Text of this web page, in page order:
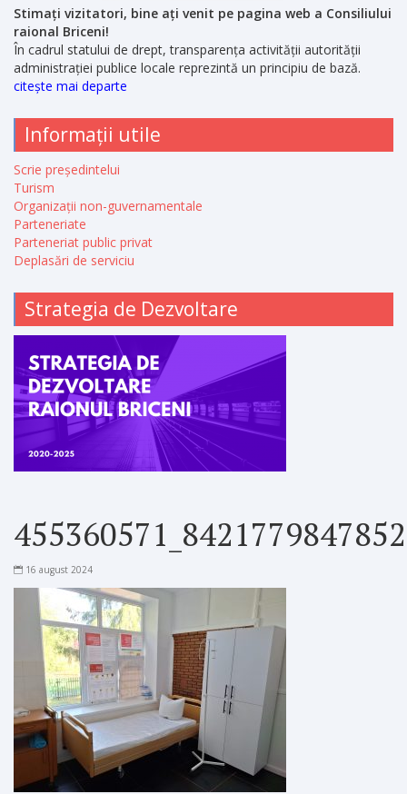
Stimați vizitatori, bine ați venit pe pagina web a Consiliului
raional Briceni!
În cadrul statului de drept, transparența activității autorității
administrației publice locale reprezintă un principiu de bază.
citește mai departe
Informații utile
Scrie președintelui
Turism
Organizații non-guvernamentale
Parteneriate
Parteneriat public privat
Deplasări de serviciu
Strategia de Dezvoltare
16 august 2024